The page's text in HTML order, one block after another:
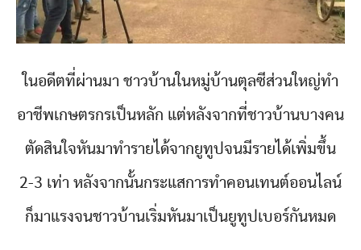
ในอดีตที่ผ่านมา ชาวบ้านในหมู่บ้านตุลซีส่วนใหญ่ทำ
อาชีพเกษตรกรเป็นหลัก แต่หลังจากที่ชาวบ้านบางคน
ตัดสินใจหันมาทำรายได้จากยูทูปจนมีรายได้เพิ่มขึ้น
2-3 เท่า หลังจากนั้นกระแสการทำคอนเทนต์ออนไลน์
ก็มาแรงจนชาวบ้านเริ่มหันมาเป็นยูทูปเบอร์กันหมด